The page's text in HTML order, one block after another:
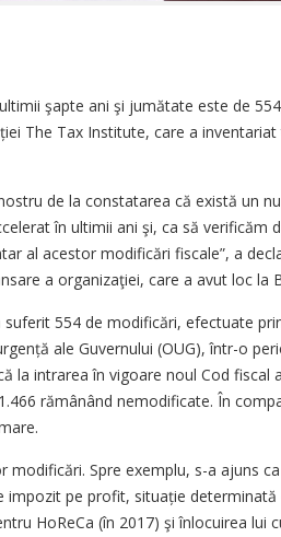
şapte ani şi jumătate este de
The Tax Institute, care a
de la constatarea că există un
în ultimii ani şi, ca să verificăm
al acestor modificări fiscale”, a
a organizaţiei, care a avut loc la
554 de modificări, efectuate
ale Guvernului (OUG), într-o
la intrarea în vigoare noul Cod fiscal
rămânând nemodificate. În
modificări. Spre exemplu, s-a ajuns
impozit pe profit, situație
HoReCa (în 2017) şi înlocuirea lui